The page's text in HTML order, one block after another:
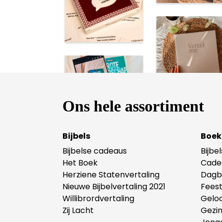
Ons hele assortiment
Bijbels
Bijbelse cadeaus
Het Boek
Herziene Statenvertaling
Nieuwe Bijbelvertaling 2021
Willibrordvertaling
Zij Lacht
Gezin